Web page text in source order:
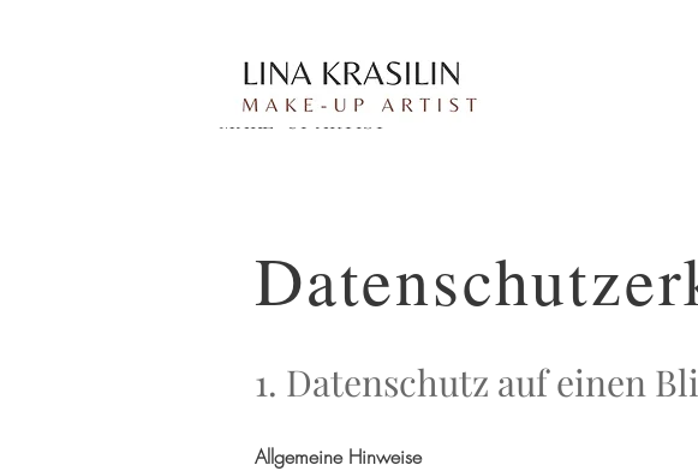
Lina Krasilin
1. Datenschutz auf einen
Allgemeine Hinweise